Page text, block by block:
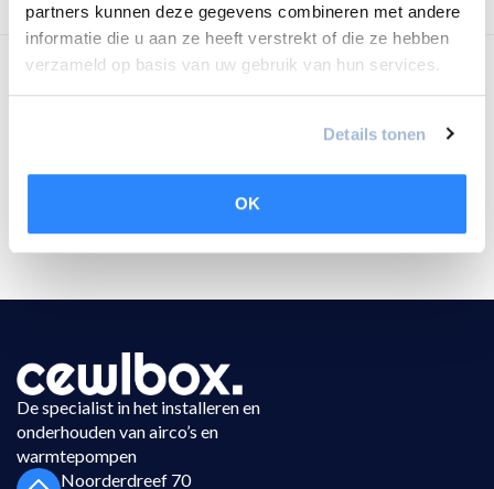
partners kunnen deze gegevens combineren met andere
informatie die u aan ze heeft verstrekt of die ze hebben
verzameld op basis van uw gebruik van hun services.
Details tonen
OK
De specialist in het installeren en
onderhouden van airco’s en
warmtepompen
Noorderdreef 70